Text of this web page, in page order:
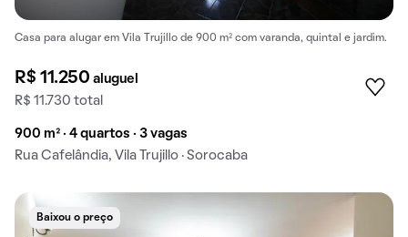
Casa para alugar em Vila Trujillo de 900 m² com varanda, quintal e jardim.
R$ 11.250aluguel
R$ 11.730 total
900 m² · 4 quartos · 3 vagas
Rua Cafelândia, Vila Trujillo · Sorocaba
Baixou o preço